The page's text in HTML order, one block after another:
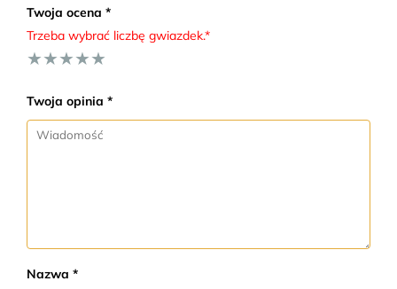
Twoja ocena *
Trzeba wybrać liczbę gwiazdek.*
★
★
★
★
★
Twoja opinia *
Nazwa *